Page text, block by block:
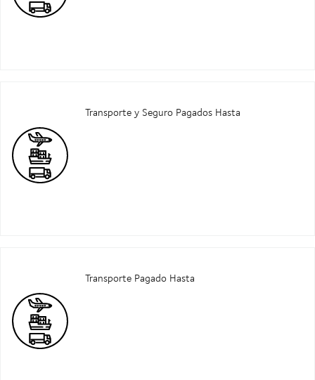
Transporte y Seguro Pagados Hasta
Transporte Pagado Hasta